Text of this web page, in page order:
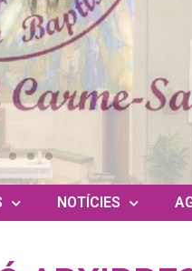
NOTÍCIES